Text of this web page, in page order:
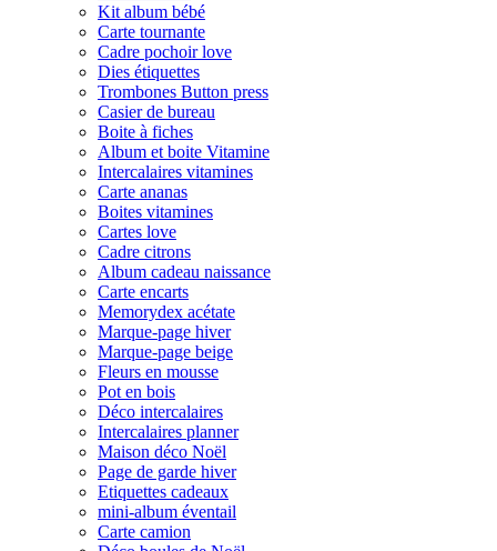
Kit album bébé
Carte tournante
Cadre pochoir love
Dies étiquettes
Trombones Button press
Casier de bureau
Boite à fiches
Album et boite Vitamine
Intercalaires vitamines
Carte ananas
Boites vitamines
Cartes love
Cadre citrons
Album cadeau naissance
Carte encarts
Memorydex acétate
Marque-page hiver
Marque-page beige
Fleurs en mousse
Pot en bois
Déco intercalaires
Intercalaires planner
Maison déco Noël
Page de garde hiver
Etiquettes cadeaux
mini-album éventail
Carte camion